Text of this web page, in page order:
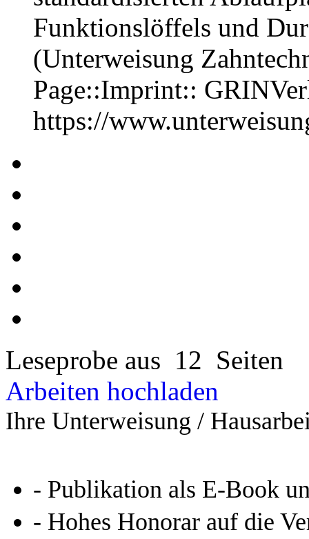
Funktionslöffels und
(Unterweisung
Page::Imprint::
https://
Leseprobe aus 12 Seiten
Arbeiten hochladen
Ihre Unterweisung /
- Publikation als E-Book
- Hohes Honorar auf die